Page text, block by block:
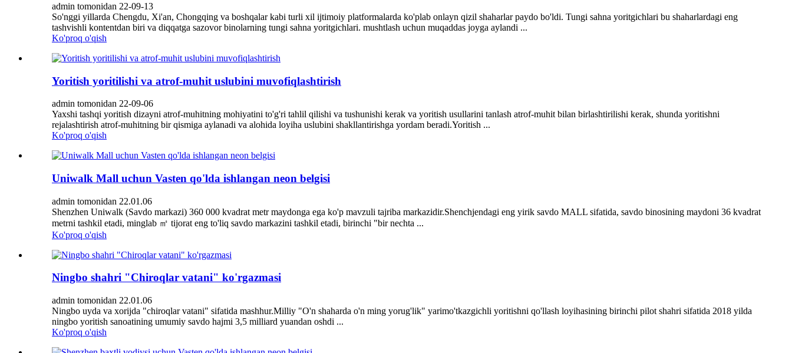
admin tomonidan 22-09-13
So'nggi yillarda Chengdu, Xi'an, Chongqing va boshqalar kabi turli xil ijtimoiy platformalarda ko'plab onlayn qizil shaharlar paydo bo'ldi. Tungi sahna yoritgichlari bu shaharlardagi eng
tashvishli kontentdan biri va diqqatga sazovor binolarning tungi sahna yoritgichlari. mushtlash uchun muqaddas joyga aylandi ...
Ko'proq o'qish
Yoritish yoritilishi va atrof-muhit uslubini muvofiqlashtirish
admin tomonidan 22-09-06
Yaxshi tashqi yoritish dizayni atrof-muhitning mohiyatini to'g'ri tahlil qilishi va tushunishi kerak va yoritish usullarini tanlash atrof-muhit bilan birlashtirilishi kerak, shunda yoritishni
rejalashtirish atrof-muhitning bir qismiga aylanadi va alohida loyiha uslubini shakllantirishga yordam beradi.Yoritish ...
Ko'proq o'qish
Uniwalk Mall uchun Vasten qo'lda ishlangan neon belgisi
admin tomonidan 22.01.06
Shenzhen Uniwalk (Savdo markazi) 360 000 kvadrat metr maydonga ega ko'p mavzuli tajriba markazidir.Shenchjendagi eng yirik savdo MALL sifatida, savdo binosining maydoni 36 kvadrat
metrni tashkil etadi, minglab ㎡ tijorat eng to'liq savdo markazini tashkil etadi, birinchi "bir nechta ...
Ko'proq o'qish
Ningbo shahri "Chiroqlar vatani" ko'rgazmasi
admin tomonidan 22.01.06
Ningbo uyda va xorijda "chiroqlar vatani" sifatida mashhur.Milliy "O'n shaharda o'n ming yorug'lik" yarimo'tkazgichli yoritishni qo'llash loyihasining birinchi pilot shahri sifatida 2018 yilda
ningbo yoritish sanoatining umumiy savdo hajmi 3,5 milliard yuandan oshdi ...
Ko'proq o'qish